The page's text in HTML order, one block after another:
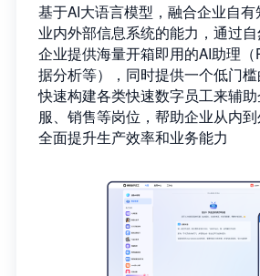
基于AI大语言模型，融合企业自
业内外部信息系统的能力，通过
企业提供海量开箱即用的AI助理（
据分析等），同时提供一个低门
快速构建各类快速数字员工来辅
服、销售等岗位，帮助企业从内到
全面提升生产效率和业务能力